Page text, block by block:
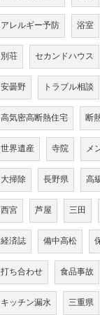
アレルギー予防 浴室
別荘 セカンドハウス
安曇野 トラブル相談
高気密高断熱住宅 断
世界遺産 寺院 メ
大掃除 長野県 高
西宮 芦屋 三田
経済誌 備中高松
打ち合わせ 食品事故
キッチン漏水 三重県